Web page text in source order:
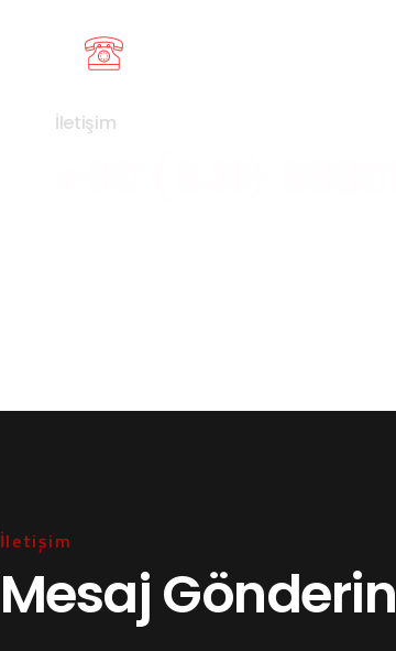
İletişim
İletişim
Mesaj Gönderin